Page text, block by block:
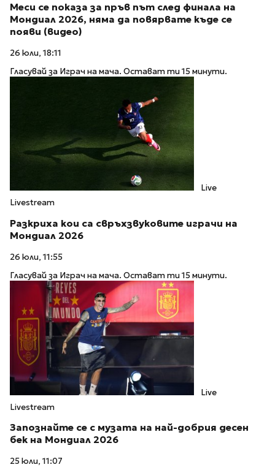
Меси се показа за пръв път след финала на
Мондиал 2026, няма да повярвате къде се
появи (видео)
26 юли, 18:11
Гласувай за Играч на мача. Остават ти 15 минути.
Live
Livestream
Разкриха кои са свръхзвуковите играчи на
Мондиал 2026
26 юли, 11:55
Гласувай за Играч на мача. Остават ти 15 минути.
Live
Livestream
Запознайте се с музата на най-добрия десен
бек на Мондиал 2026
25 юли, 11:07